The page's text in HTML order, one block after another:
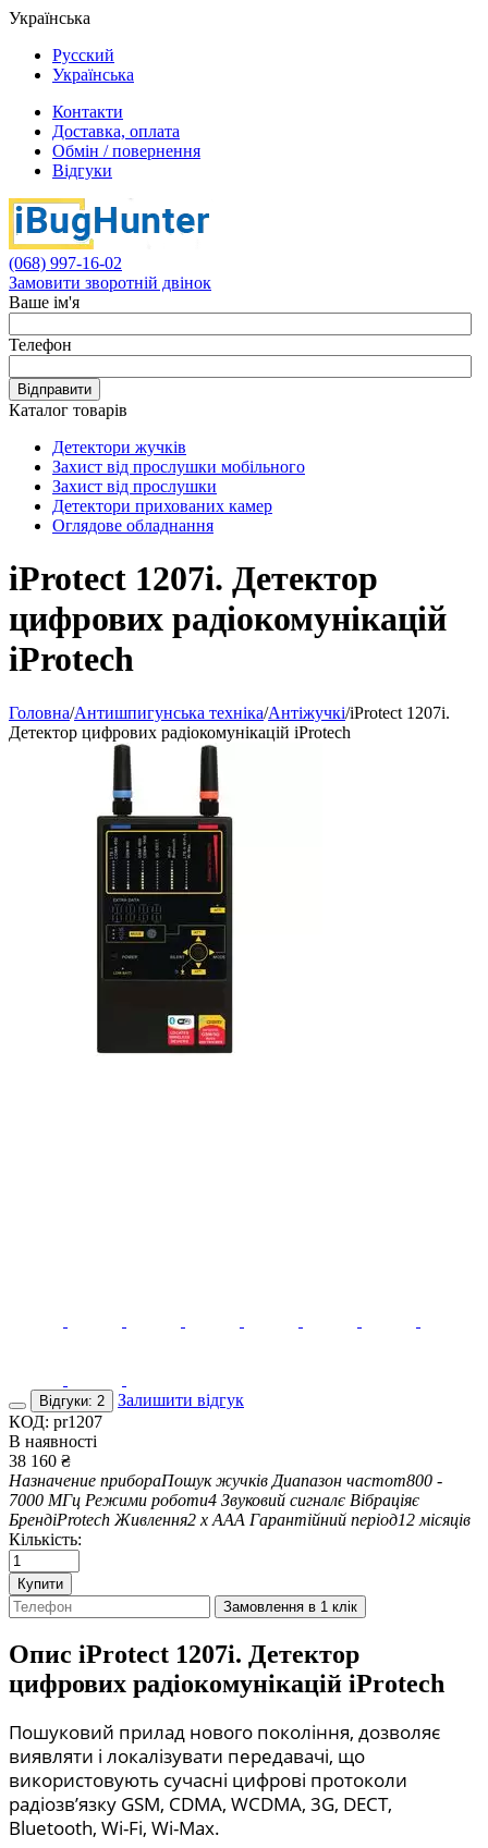
Українська
Русский
Українська
Контакти
Доставка, оплата
Обмін / повернення
Відгуки
(068) 997-16-02
Замовити зворотній двінок
Ваше ім'я
Телефон
Відправити
Каталог товарів
Детектори жучків
Захист від прослушки мобільного
Захист від прослушки
Детектори прихованих камер
Оглядове обладнання
iProtect 1207i. Детектор
цифрових радіокомунікацій
iProtech
Головна/Антишпигунська техніка/Антіжучкі/iProtect 1207i.
Детектор цифрових радіокомунікацій iProtech
Відгуки: 2
Залишити відгук
КОД: pr1207
В наявності
38 160 ₴
Назначение прибораПошук жучків Диапазон частот800 -
7000 МГц Режими роботи4 Звуковий сигналє Вібраціяє
БрендiProtech Живлення2 х ААА Гарантійний період12 місяців
Кількість:
Купити
Замовлення в 1 клік
Опис iProtect 1207i. Детектор
цифрових радіокомунікацій iProtech
Пошуковий прилад нового покоління, дозволяє
виявляти і локалізувати передавачі, що
використовують сучасні цифрові протоколи
радіозв’язку GSM, CDMA, WCDMA, 3G, DECT,
Bluetooth, Wi-Fi, Wi-Max.